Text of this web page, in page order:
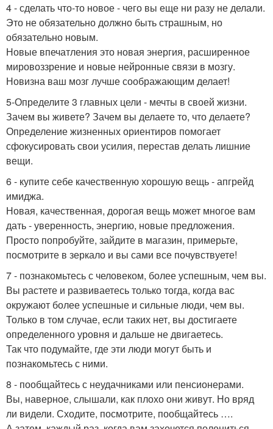
4 - сделать что-то новое - чего вы еще ни разу не делали.
Это не обязательно должно быть страшным, но
обязательно новым.
Новые впечатления это новая энергия, расширенное
мировоззрение и новые нейронные связи в мозгу.
Новизна ваш мозг лучше соображающим делает!
5-Определите 3 главных цели - мечты в своей жизни.
Зачем вы живете? Зачем вы делаете то, что делаете?
Определение жизненных ориентиров помогает
сфокусировать свои усилия, перестав делать лишние
вещи.
6 - купите себе качественную хорошую вещь - апгрейд
имиджа.
Новая, качественная, дорогая вещь может многое вам
дать - уверенность, энергию, новые предложения.
Просто попробуйте, зайдите в магазин, примерьте,
посмотрите в зеркало и вы сами все почувствуете!
7 - познакомьтесь с человеком, более успешным, чем вы.
Вы растете и развиваетесь только тогда, когда вас
окружают более успешные и сильные люди, чем вы.
Только в том случае, если таких нет, вы достигаете
определенного уровня и дальше не двигаетесь.
Так что подумайте, где эти люди могут быть и
познакомьтесь с ними.
8 - пообщайтесь с неудачниками или пенсионерами.
Вы, наверное, слышали, как плохо они живут. Но вряд
ли видели. Сходите, посмотрите, пообщайтесь ….